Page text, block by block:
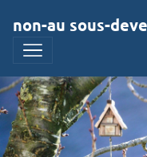
non-au sous-